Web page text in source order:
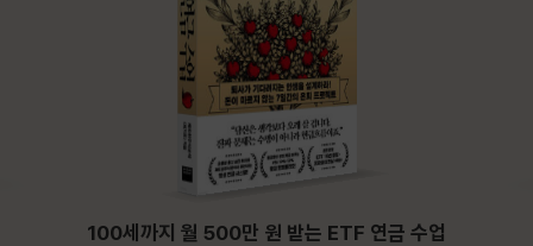
100세까지 월 500만 원 받는 ETF 연금 수업